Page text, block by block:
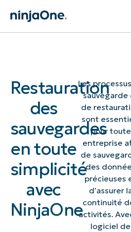
Restauration
des
sauvegardes
en toute
simplicité
avec
NinjaOne
Les
sauvegarde
de
sont
pour toute
entreprise
de
des
précieuses
d’assurer
continuité
activités.
logiciel de